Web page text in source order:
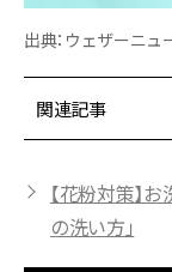
出典：ウェザーニュ
関連記事
【花粉対策】
の洗い方」